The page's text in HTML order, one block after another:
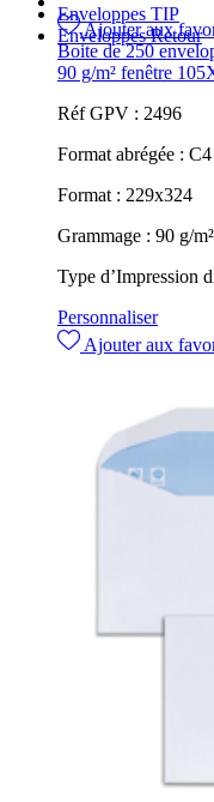
Enveloppes TIP
Enveloppes Retour
Ajouter aux
Boite de 250
90 g/m² fenêtre
Réf GPV : 2496
Format abrégée : C4
Format : 229x324
Grammage : 90 g/m²
Type d’Impression
Personnaliser
Ajouter aux